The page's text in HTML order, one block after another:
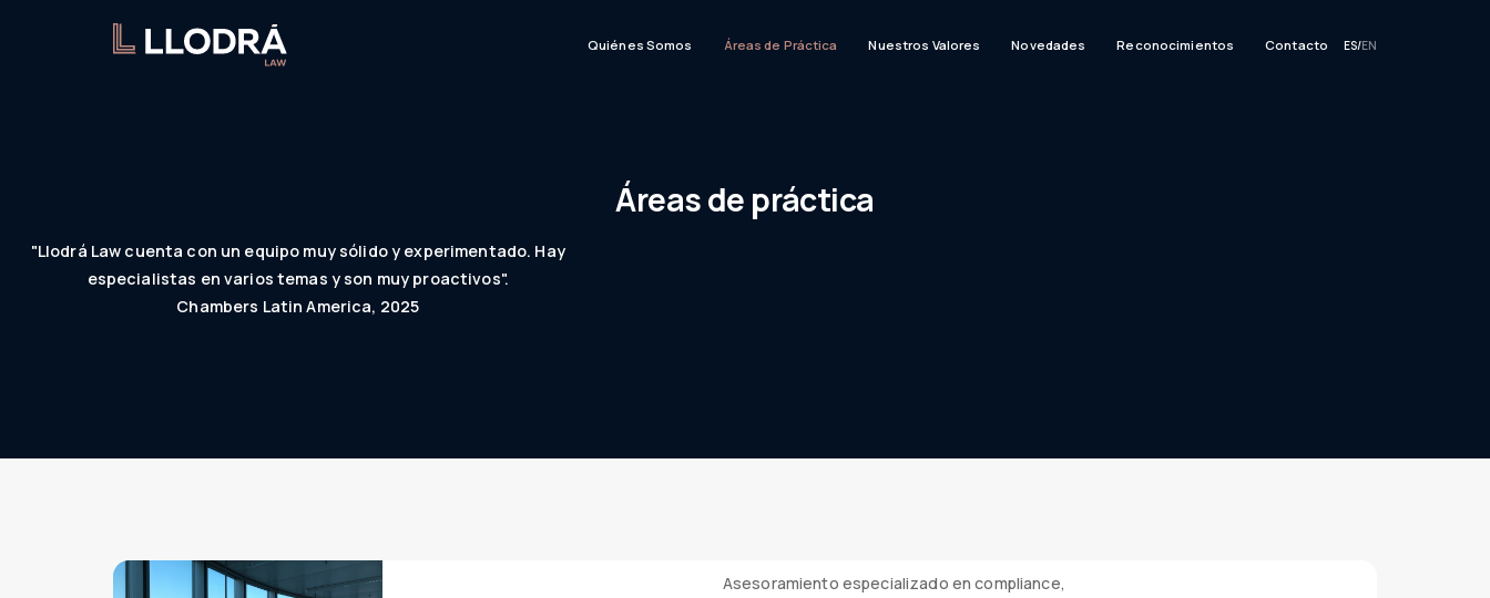
Quiénes Somos Áreas de Práctica Nuestros Valores Novedades Reconocimientos Contacto ES/EN
Áreas de práctica
"Llodrá Law cuenta con un equipo muy sólido y experimentado. Hay
especialistas en varios temas y son muy proactivos".
Chambers Latin America, 2025
Asesoramiento especializado en compliance,